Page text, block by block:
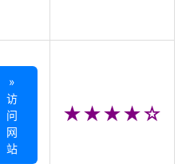
»
访
问
网
站
★★★★☆